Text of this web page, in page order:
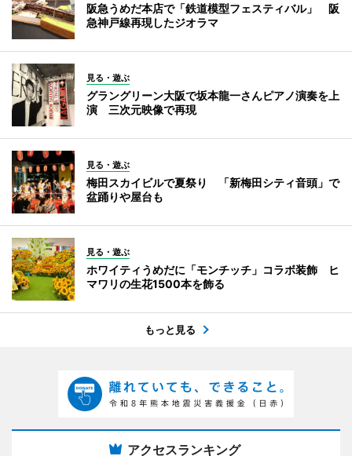
阪急うめだ本店で「鉄道模型フェスティバル」 阪
急神戸線再現したジオラマ
見る・遊ぶ
グラングリーン大阪で坂本龍一さんピアノ演奏を上
演 三次元映像で再現
見る・遊ぶ
梅田スカイビルで夏祭り 「新梅田シティ音頭」で
盆踊りや屋台も
見る・遊ぶ
ホワイティうめだに「モンチッチ」コラボ装飾 ヒ
マワリの生花1500本を飾る
もっと見る
アクセスランキング